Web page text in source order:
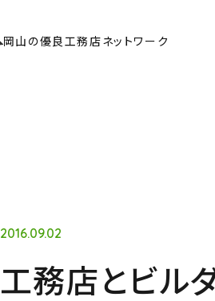
岡山の優良工務店ネットワーク
2016.09.02
工務店とビル